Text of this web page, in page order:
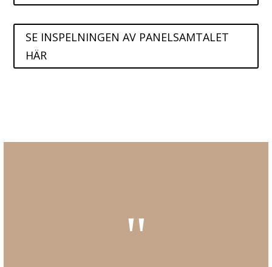
SE INSPELNINGEN AV PANELSAMTALET
HÄR
"